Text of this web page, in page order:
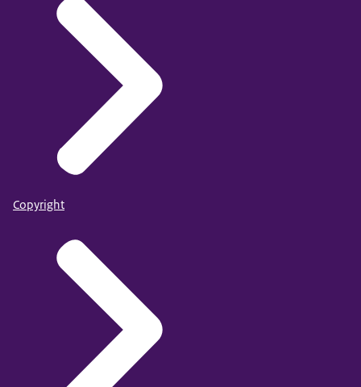
Copyright